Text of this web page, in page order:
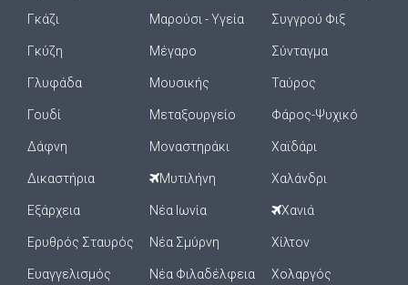
Γκάζι
Γκύζη
Γλυφάδα
Γουδί
Δάφνη
Δικαστήρια
Εξάρχεια
Ερυθρός Σταυρός
Ευαγγελισμός
Μαρούσι - Υγεία
Μέγαρο
Μουσικής
Μεταξουργείο
Μοναστηράκι
Μυτιλήνη
Νέα Ιωνία
Νέα Σμύρνη
Νέα Φιλαδέλφεια
Συγγρού Φιξ
Σύνταγμα
Ταύρος
Φάρος-Ψυχικό
Χαϊδάρι
Χαλάνδρι
Χανιά
Χίλτον
Χολαργός